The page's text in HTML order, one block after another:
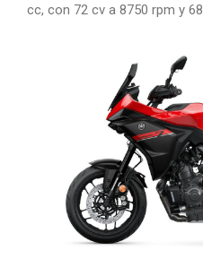
cc, con 72 cv a 8750 rpm y